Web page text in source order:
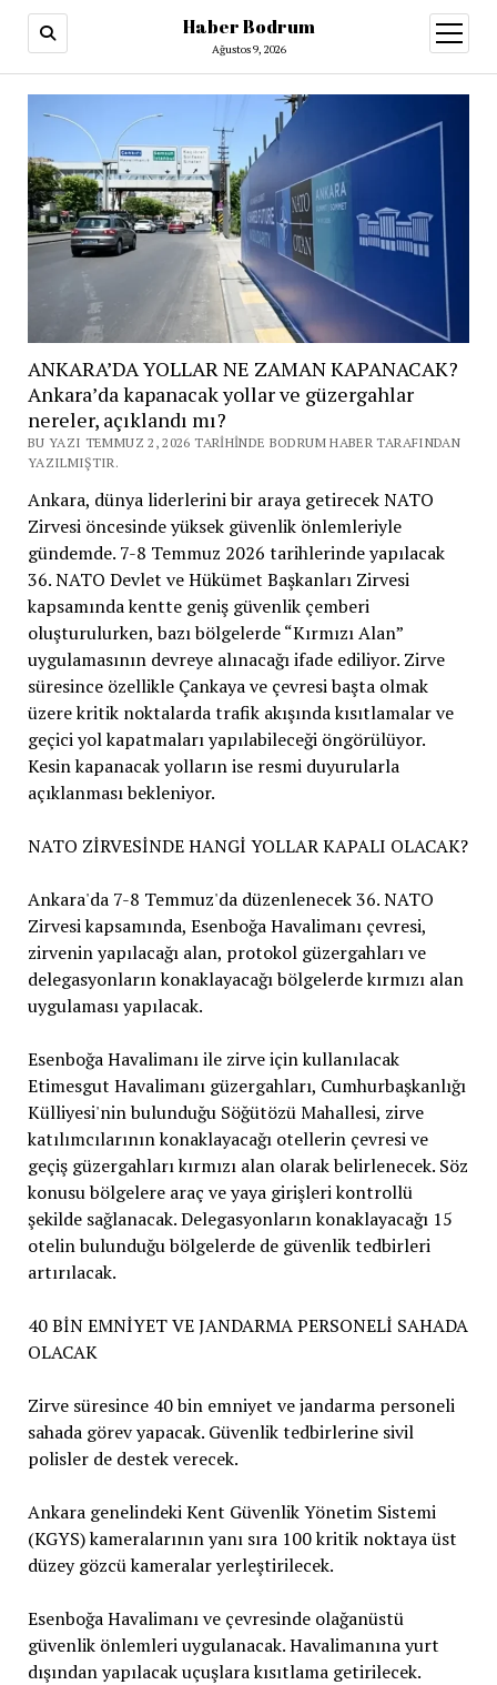
Haber Bodrum
Ağustos 9, 2026
aç
ANKARA’DA YOLLAR NE ZAMAN KAPANACAK?
Ankara’da kapanacak yollar ve güzergahlar
nereler, açıklandı mı?
BU YAZI TEMMUZ 2, 2026 TARIHINDE BODRUM HABER TARAFINDAN
YAZILMIŞTIR.
Ankara, dünya liderlerini bir araya getirecek NATO
Zirvesi öncesinde yüksek güvenlik önlemleriyle
gündemde. 7-8 Temmuz 2026 tarihlerinde yapılacak
36. NATO Devlet ve Hükümet Başkanları Zirvesi
kapsamında kentte geniş güvenlik çemberi
oluşturulurken, bazı bölgelerde “Kırmızı Alan”
uygulamasının devreye alınacağı ifade ediliyor. Zirve
süresince özellikle Çankaya ve çevresi başta olmak
üzere kritik noktalarda trafik akışında kısıtlamalar ve
geçici yol kapatmaları yapılabileceği öngörülüyor.
Kesin kapanacak yolların ise resmi duyurularla
açıklanması bekleniyor.
NATO ZİRVESİNDE HANGİ YOLLAR KAPALI OLACAK?
Ankara'da 7-8 Temmuz'da düzenlenecek 36. NATO
Zirvesi kapsamında, Esenboğa Havalimanı çevresi,
zirvenin yapılacağı alan, protokol güzergahları ve
delegasyonların konaklayacağı bölgelerde kırmızı alan
uygulaması yapılacak.
Esenboğa Havalimanı ile zirve için kullanılacak
Etimesgut Havalimanı güzergahları, Cumhurbaşkanlığı
Külliyesi'nin bulunduğu Söğütözü Mahallesi, zirve
katılımcılarının konaklayacağı otellerin çevresi ve
geçiş güzergahları kırmızı alan olarak belirlenecek. Söz
konusu bölgelere araç ve yaya girişleri kontrollü
şekilde sağlanacak. Delegasyonların konaklayacağı 15
otelin bulunduğu bölgelerde de güvenlik tedbirleri
artırılacak.
40 BİN EMNİYET VE JANDARMA PERSONELİ SAHADA
OLACAK
Zirve süresince 40 bin emniyet ve jandarma personeli
sahada görev yapacak. Güvenlik tedbirlerine sivil
polisler de destek verecek.
Ankara genelindeki Kent Güvenlik Yönetim Sistemi
(KGYS) kameralarının yanı sıra 100 kritik noktaya üst
düzey gözcü kameralar yerleştirilecek.
Esenboğa Havalimanı ve çevresinde olağanüstü
güvenlik önlemleri uygulanacak. Havalimanına yurt
dışından yapılacak uçuşlara kısıtlama getirilecek.